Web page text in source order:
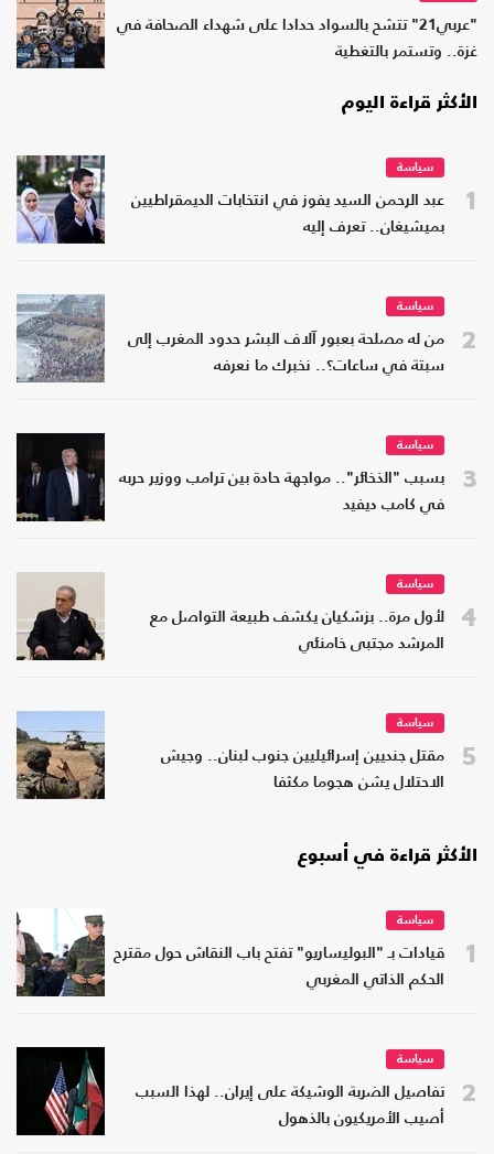
"عربي21" تتشح بالسواد حدادا على شهداء الصحافة في
غزة.. وتستمر بالتغطية
الأكثر قراءة اليوم
1
سياسة
عبد الرحمن السيد يفوز في انتخابات الديمقراطيين
بميشيغان.. تعرف إليه
2
سياسة
من له مصلحة بعبور آلاف البشر حدود المغرب إلى
سبتة في ساعات؟.. نخبرك ما نعرفه
3
سياسة
بسبب "الذخائر".. مواجهة حادة بين ترامب ووزير حربه
في كامب ديفيد
4
سياسة
لأول مرة.. بزشكيان يكشف طبيعة التواصل مع
المرشد مجتبى خامنئي
5
سياسة
مقتل جنديين إسرائيليين جنوب لبنان.. وجيش
الاحتلال يشن هجوما مكثفا
الأكثر قراءة في أسبوع
1
سياسة
قيادات بـ "البوليساريو" تفتح باب النقاش حول مقترح
الحكم الذاتي المغربي
2
سياسة
تفاصيل الضربة الوشيكة على إيران.. لهذا السبب
أصيب الأمريكيون بالذهول